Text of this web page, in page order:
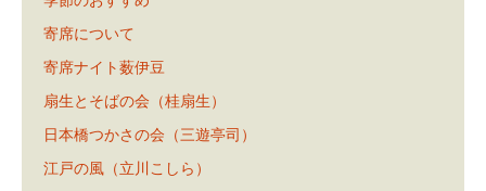
寄席について
寄席ナイト薮伊豆
扇生とそばの会（桂扇生）
日本橋つかさの会（三遊亭司）
江戸の風（立川こしら）